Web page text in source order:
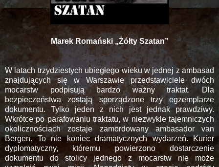
Marek Romański „Żółty Szatan”
W latach trzydziestych ubiegłego wieku w jednej z ambasad
znajdujących się w Warszawie przedstawiciele dwóch
mocarstw podpisują bardzo ważny traktat. Dla
bezpieczeństwa zostają sporządzone trzy egzemplarze
dokumentu. Tylko jeden z nich jest jednak prawdziwy.
Wkrótce po parafowaniu traktatu, w niezwykle tajemniczych
okolicznościach zostaje zamordowany ambasador van
Bergen. To nie koniec dramatycznych wydarzeń. Kurier
dyplomatyczny, któremu powierzono dostarczenie
dokumentu do stolicy jednego z mocarstw nie może